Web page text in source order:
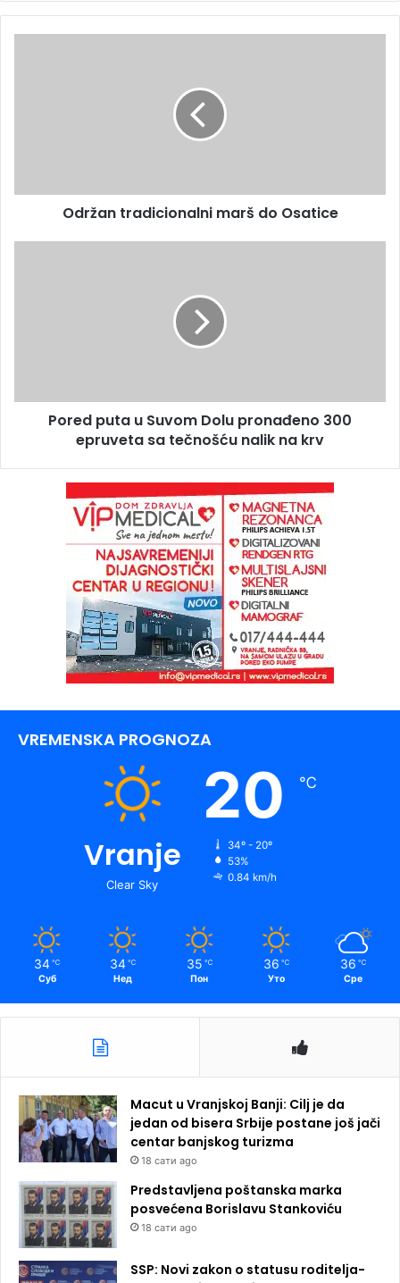
Održan tradicionalni marš do Osatice
Pored puta u Suvom Dolu pronađeno 300
epruveta sa tečnošću nalik na krv
VREMENSKA PROGNOZA
Vranje
Clear Sky
20 ℃
34º - 20º
53%
0.84 km/h
34 ℃
Суб
34 ℃
Нед
35 ℃
Пон
36 ℃
Уто
36 ℃
Сре
Macut u Vranjskoj Banji: Cilj je da
jedan od bisera Srbije postane još jači
centar banjskog turizma
18 сати ago
Predstavljena poštanska marka
posvećena Borislavu Stankoviću
18 сати ago
SSP: Novi zakon o statusu roditelja-